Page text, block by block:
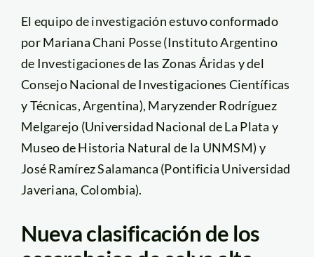
El equipo de investigación estuvo conformado
por Mariana Chani Posse (Instituto Argentino
de Investigaciones de las Zonas Áridas y del
Consejo Nacional de Investigaciones Científicas
y Técnicas, Argentina), Maryzender Rodríguez
Melgarejo (Universidad Nacional de La Plata y
Museo de Historia Natural de la UNMSM) y
José Ramírez Salamanca (Pontificia Universidad
Javeriana, Colombia).
Nueva clasificación de los